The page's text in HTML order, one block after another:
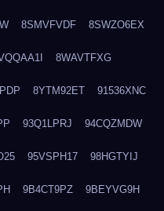
8SMVFVDF 8SWZO6EX
8WAVTFXG
8YTM92ET 91536XNC
93Q1LPRJ 94CQZMDW
95VSPH17 98HGTYIJ
9B4CT9PZ 9BEYVG9H